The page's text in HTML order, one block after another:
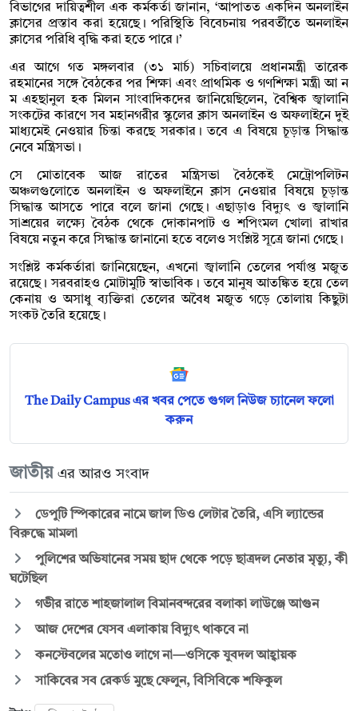
বিভাগের দায়িত্বশীল এক কর্মকর্তা জানান, ‘আপাতত একদিন অনলাইন
ক্লাসের প্রস্তাব করা হয়েছে। পরিস্থিতি বিবেচনায় পরবর্তীতে অনলাইন
ক্লাসের পরিধি বৃদ্ধি করা হতে পারে।’
এর আগে গত মঙ্গলবার (৩১ মার্চ) সচিবালয়ে প্রধানমন্ত্রী তারেক
রহমানের সঙ্গে বৈঠকের পর শিক্ষা এবং প্রাথমিক ও গণশিক্ষা মন্ত্রী আ ন
ম এহছানুল হক মিলন সাংবাদিকদের জানিয়েছিলেন, বৈশ্বিক জ্বালানি
সংকটের কারণে সব মহানগরীর স্কুলের ক্লাস অনলাইন ও অফলাইনে দুই
মাধ্যমেই নেওয়ার চিন্তা করছে সরকার। তবে এ বিষয়ে চূড়ান্ত সিদ্ধান্ত
নেবে মন্ত্রিসভা।
সে মোতাবেক আজ রাতের মন্ত্রিসভা বৈঠকেই মেট্রোপলিটন
অঞ্চলগুলোতে অনলাইন ও অফলাইনে ক্লাস নেওয়ার বিষয়ে চূড়ান্ত
সিদ্ধান্ত আসতে পারে বলে জানা গেছে। এছাড়াও বিদ্যুৎ ও জ্বালানি
সাশ্রয়ের লক্ষ্যে বৈঠক থেকে দোকানপাট ও শপিংমল খোলা রাখার
বিষয়ে নতুন করে সিদ্ধান্ত জানানো হতে বলেও সংশ্লিষ্ট সূত্রে জানা গেছে।
সংশ্লিষ্ট কর্মকর্তারা জানিয়েছেন, এখনো জ্বালানি তেলের পর্যাপ্ত মজুত
রয়েছে। সরবরাহও মোটামুটি স্বাভাবিক। তবে মানুষ আতঙ্কিত হয়ে তেল
কেনায় ও অসাধু ব্যক্তিরা তেলের অবৈধ মজুত গড়ে তোলায় কিছুটা
সংকট তৈরি হয়েছে।
The Daily Campus এর খবর পেতে গুগল নিউজ চ্যানেল ফলো
করুন
জাতীয় এর আরও সংবাদ
ডেপুটি স্পিকারের নামে জাল ডিও লেটার তৈরি, এসি ল্যান্ডের
বিরুদ্ধে মামলা
পুলিশের অভিযানের সময় ছাদ থেকে পড়ে ছাত্রদল নেতার মৃত্যু, কী
ঘটেছিল
গভীর রাতে শাহজালাল বিমানবন্দরের বলাকা লাউঞ্জে আগুন
আজ দেশের যেসব এলাকায় বিদ্যুৎ থাকবে না
কনস্টেবলের মতোও লাগে না—ওসিকে যুবদল আহ্বায়ক
সাকিবের সব রেকর্ড মুছে ফেলুন, বিসিবিকে শফিকুল